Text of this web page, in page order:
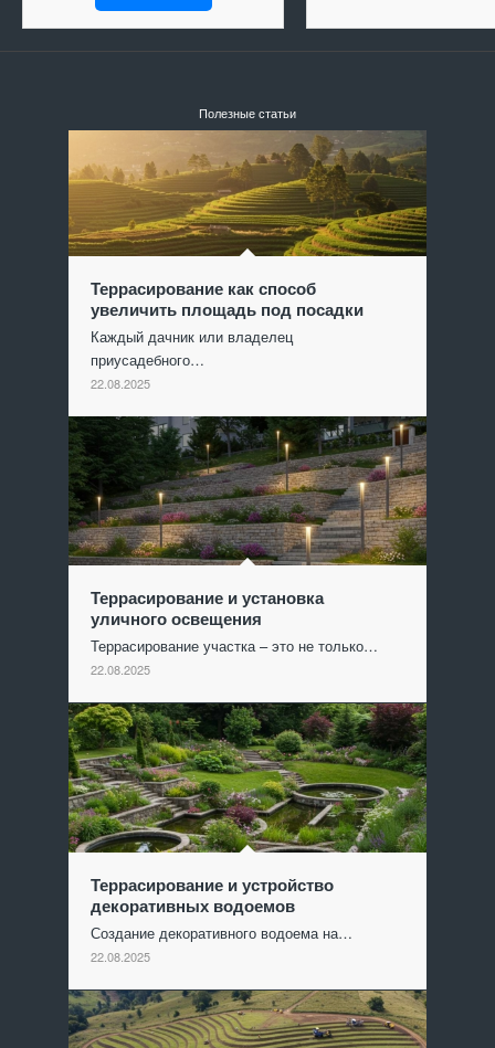
Полезные статьи
Террасирование как способ
увеличить площадь под посадки
Каждый дачник или владелец
приусадебного…
22.08.2025
Террасирование и установка
уличного освещения
Террасирование участка – это не только…
22.08.2025
Террасирование и устройство
декоративных водоемов
Создание декоративного водоема на…
22.08.2025